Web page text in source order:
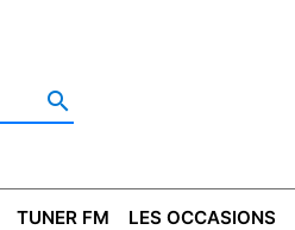

TUNER FM LES OCCASIONS